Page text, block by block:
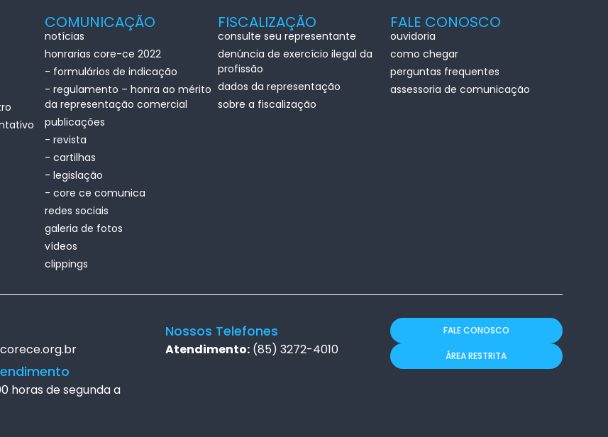
COMUNICAÇÃO
notícias
honrarias core-ce 2022
- formulários de indicação
- regulamento – honra ao mérito
da representação comercial
publicações
- revista
- cartilhas
- legislação
- core ce comunica
redes sociais
galeria de fotos
vídeos
clippings
FISCALIZAÇÃO
consulte seu representante
denúncia de exercício ilegal da
profissão
dados da representação
sobre a fiscalização
FALE CONOSCO
ouvidoria
como chegar
perguntas frequentes
assessoria de comunicação
horas de segunda a
Nossos Telefones
Atendimento: (85) 3272-4010
FALE CONOSCO
ÁREA RESTRITA